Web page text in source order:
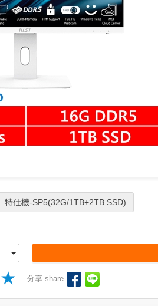
特仕機-SP5(32G/1TB+2TB SSD)
分享 share